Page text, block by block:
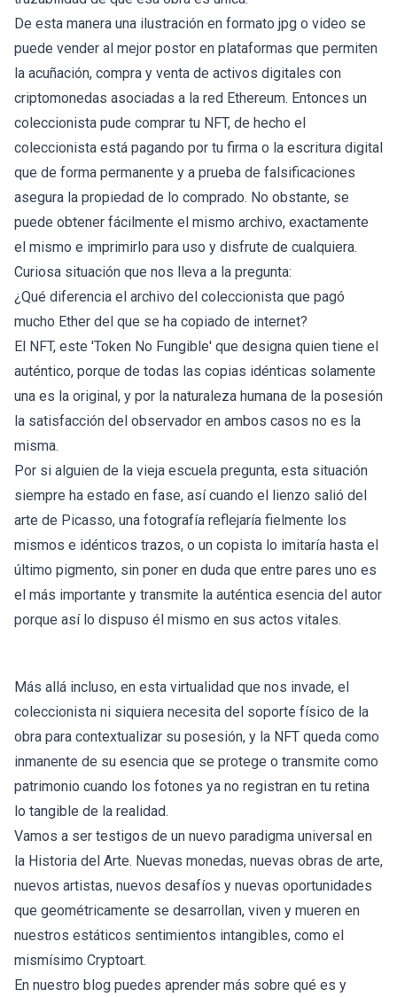
De esta manera una ilustración en formato jpg o video se
puede vender al mejor postor en plataformas que permiten
la acuñación, compra y venta de activos digitales con
criptomonedas asociadas a la red Ethereum. Entonces un
coleccionista pude comprar tu NFT, de hecho el
coleccionista está pagando por tu firma o la escritura digital
que de forma permanente y a prueba de falsificaciones
asegura la propiedad de lo comprado. No obstante, se
puede obtener fácilmente el mismo archivo, exactamente
el mismo e imprimirlo para uso y disfrute de cualquiera.
Curiosa situación que nos lleva a la pregunta:
¿Qué diferencia el archivo del coleccionista que pagó
mucho Ether del que se ha copiado de internet?
El NFT, este 'Token No Fungible' que designa quien tiene el
auténtico, porque de todas las copias idénticas solamente
una es la original, y por la naturaleza humana de la posesión
la satisfacción del observador en ambos casos no es la
misma.
Por si alguien de la vieja escuela pregunta, esta situación
siempre ha estado en fase, así cuando el lienzo salió del
arte de Picasso, una fotografí­a reflejaría fielmente los
mismos e idénticos trazos, o un copista lo imitarí­a hasta el
último pigmento, sin poner en duda que entre pares uno es
el más importante y transmite la auténtica esencia del autor
porque así lo dispuso él mismo en sus actos vitales.
Más allá incluso, en esta virtualidad que nos invade, el
coleccionista ni siquiera necesita del soporte físico de la
obra para contextualizar su posesión, y la NFT queda como
inmanente de su esencia que se protege o transmite como
patrimonio cuando los fotones ya no registran en tu retina
lo tangible de la realidad.
Vamos a ser testigos de un nuevo paradigma universal en
la Historia del Arte. Nuevas monedas, nuevas obras de arte,
nuevos artistas, nuevos desafíos y nuevas oportunidades
que geométricamente se desarrollan, viven y mueren en
nuestros estáticos sentimientos intangibles, como el
mismísimo Cryptoart.
En nuestro blog puedes aprender más sobre qué es y